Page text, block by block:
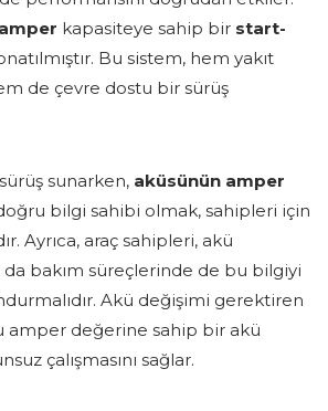
kapasiteye sahip bir start-
Bu sistem, hem yakıt
de çevre dostu bir sürüş
sunarken, aküsünün amper
bilgi sahibi olmak, sahipleri için
Ayrıca, araç sahipleri, akü
bakım süreçlerinde de bu bilgiyi
Akü değişimi gerektiren
amper değerine sahip bir akü
çalışmasını sağlar.